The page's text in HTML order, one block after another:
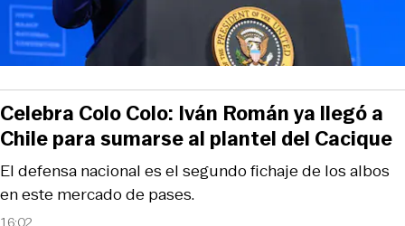
16:02
El defensa nacional es el segundo fichaje de los albos
en este mercado de pases.
Celebra Colo Colo: Iván Román ya llegó a
Chile para sumarse al plantel del Cacique